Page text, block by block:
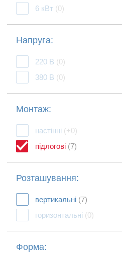
6 кВт (0)
Напруга:
220 В (0)
380 В (0)
Монтаж:
настінні (+0)
підлогові (7)
Розташування:
вертикальні (7)
горизонтальні (0)
Форма: